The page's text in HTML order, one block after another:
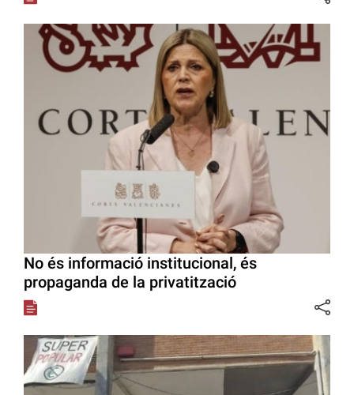
No és informació institucional, és
propaganda de la privatització